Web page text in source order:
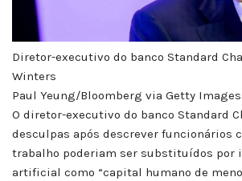
Diretor-executivo do banco Standard
Winters
Paul Yeung/Bloomberg via Getty Images
O diretor-executivo do banco Standard
desculpas após descrever funcionários
trabalho poderiam ser substituídos por
artificial como “capital humano de